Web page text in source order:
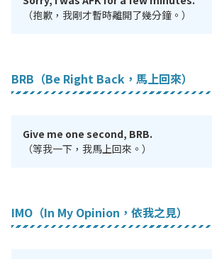
（抱歉，我剛才暫時離開了幾分鐘。）
BRB（Be Right Back，馬上回來）
Give me one second, BRB.
（等我一下，我馬上回來。）
IMO（In My Opinion，依我之見）